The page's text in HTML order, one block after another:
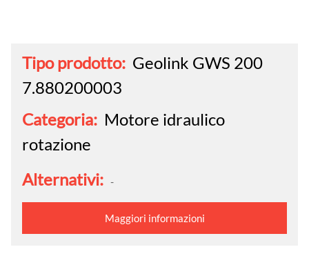
Tipo prodotto: Geolink GWS 200
7.880200003
Categoria: Motore idraulico
rotazione
Alternativi: -
Maggiori informazioni